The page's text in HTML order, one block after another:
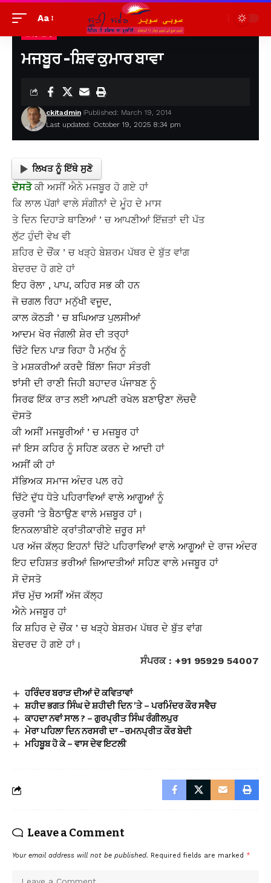
Aa
Suhi Saver> ਪੁਰਾਣੀਆਂ ਲਿਖਤਾਂ ਦੇਖਣ ਲਈ>ਕਾਵਿ-ਸ਼ਾਰ
ਮਜਬੂਰ -ਸ਼ਿਵ ਕੁਮਾਰ ਬਾਵਾ
Last updated: October 19, 2025 8:34 pm
ckitadmin Published: March 19, 2014
ਲਿਖਤ ਨੂੰ ਇੱਥੇ ਸੁਣੋ
ਦੋਸਤੋਕੀ ਅਸੀਂ ਐਨੇ ਮਜਬੂਰ ਹੋ ਗਏ ਹਾਂ
ਕਿ ਲਾਲ ਪੱਗਾਂ ਵਾਲੇ ਸੰਗੀਨਾਂ ਦੇ ਮੂੰਹ ਦੇ ਮਾਸ
ਤੇ ਦਿਨ ਦਿਹਾੜੇ ਥਾਣਿਆਂ ’ ਚ ਆਪਣੀਆਂ ਇੱਜ਼ਤਾਂ ਦੀ ਪੱਤ
ਲੁੱਟ ਹੁੰਦੀ ਵੇਖ ਵੀ
ਸ਼ਹਿਰ ਦੇ ਚੌਂਕ ’ ਚ ਖੜ੍ਹੇ ਬੇਸ਼ਰਮ ਪੱਥਰ ਦੇ ਬੁੱਤ ਵਾਂਗ
ਬੇਦਰਦ ਹੋ ਗਏ ਹਾਂ
ਇਹ ਰੋਲਾ , ਪਾਪ, ਕਹਿਰ ਸਭ ਕੀ ਹਨ
ਜੋ ਚਗਲ ਰਿਹਾ ਮਨੁੱਖੀ ਵਜੂਦ,
ਕਾਲ ਕੋਠੜੀ ’ ਚ ਬਘਿਆੜ ਪੁਲਸੀਆਂ
ਆਦਮ ਖੋਰ ਜੰਗਲੀ ਸ਼ੇਰ ਦੀ ਤਰ੍ਹਾਂ
ਚਿੱਟੇ ਦਿਨ ਪਾੜ ਰਿਹਾ ਹੈ ਮਨੁੱਖ ਨੂੰ
ਤੇ ਮਸ਼ਕਰੀਆਂ ਕਰਦੈ ਬਿੱਲਾ ਜਿਹਾ ਸੰਤਰੀ
ਝਾਂਸੀ ਦੀ ਰਾਣੀ ਜਿਹੀ ਬਹਾਦਰ ਪੰਜਾਬਣ ਨੂੰ
ਸਿਰਫ ਇੱਕ ਰਾਤ ਲਈ ਆਪਣੀ ਰਖੇਲ ਬਣਾਉਣਾ ਲੋਚਦੈ
ਦੋਸਤੋ
ਕੀ ਅਸੀਂ ਮਜਬੂਰੀਆਂ ’ ਚ ਮਜ਼ਬੂਰ ਹਾਂ
ਜਾਂ ਇਸ ਕਹਿਰ ਨੂੰ ਸਹਿਣ ਕਰਨ ਦੇ ਆਦੀ ਹਾਂ
ਅਸੀਂ ਕੀ ਹਾਂ
ਸੱਭਿਅਕ ਸਮਾਜ ਅੰਦਰ ਪਲ ਰਹੇ
ਚਿੱਟੇ ਦੁੱਧ ਧੋਤੇ ਪਹਿਰਾਵਿਆਂ ਵਾਲੇ ਆਗੂਆਂ ਨੂੰ
ਕੁਰਸੀ ’ਤੇ ਬੈਠਾਉਣ ਵਾਲੇ ਮਜ਼ਬੂਰ ਹਾਂ।
ਇਨਕਲਾਬੀਏ ਕ੍ਰਾਂਤੀਕਾਰੀਏ ਜ਼ਰੂਰ ਸਾਂ
ਪਰ ਅੱਜ ਕੱਲ੍ਹ ਇਹਨਾਂ ਚਿੱਟੇ ਪਹਿਰਾਵਿਆਂ ਵਾਲੇ ਆਗੂਆਂ ਦੇ ਰਾਜ ਅੰਦਰ
ਇਹ ਦਹਿਸ਼ਤ ਭਰੀਆਂ ਜ਼ਿਆਦਤੀਆਂ ਸਹਿਣ ਵਾਲੇ ਮਜਬੂਰ ਹਾਂ
ਸੋ ਦੋਸਤੋ
ਸੱਚ ਮੁੱਚ ਅਸੀਂ ਅੱਜ ਕੱਲ੍ਹ
ਐਨੇ ਮਜਬੂਰ ਹਾਂ
ਕਿ ਸ਼ਹਿਰ ਦੇ ਚੌਂਕ ’ ਚ ਖੜ੍ਹੇ ਬੇਸ਼ਰਮ ਪੱਥਰ ਦੇ ਬੁੱਤ ਵਾਂਗ
ਬੇਦਰਦ ਹੋ ਗਏ ਹਾਂ।
ਸੰਪਰਕ : +91 95929 54007
ਹਰਿੰਦਰ ਬਰਾੜ ਦੀਆਂ ਦੋ ਕਵਿਤਾਵਾਂ
ਸ਼ਹੀਦ ਭਗਤ ਸਿੰਘ ਦੇ ਸ਼ਹੀਦੀ ਦਿਨ ’ਤੇ – ਪਰਮਿੰਦਰ ਕੌਰ ਸਵੈਚ
ਕਾਹਦਾ ਨਵਾਂ ਸਾਲ ? – ਗੁਰਪ੍ਰੀਤ ਸਿੰਘ ਰੰਗੀਲਪੁਰ
ਮੇਰਾ ਪਹਿਲਾ ਦਿਨ ਨਰਸਰੀ ਦਾ –ਰਮਨਪ੍ਰੀਤ ਕੌਰ ਬੇਦੀ
ਮਹਿਬੂਬ ਹੋ ਕੇ – ਵਾਸ ਦੇਵ ਇਟਲੀ
Leave a Comment
Your email address will not be published. Required fields are marked *